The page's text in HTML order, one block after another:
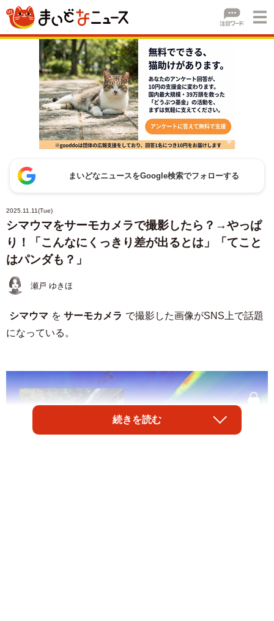
まいどなニュースをGoogle検索でフォローする
2025.11.11(Tue)
シマウマをサーモカメラで撮影したら？→やっぱ
り！「こんなにくっきり差が出るとは」「てこと
はパンダも？」
瀬戸 ゆきほ
シマウマ を サーモカメラ で撮影した画像がSNS上で話題
になっている。
続きを読む